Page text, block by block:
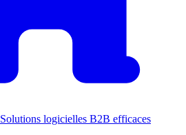
Solutions logicielles B2B efficaces